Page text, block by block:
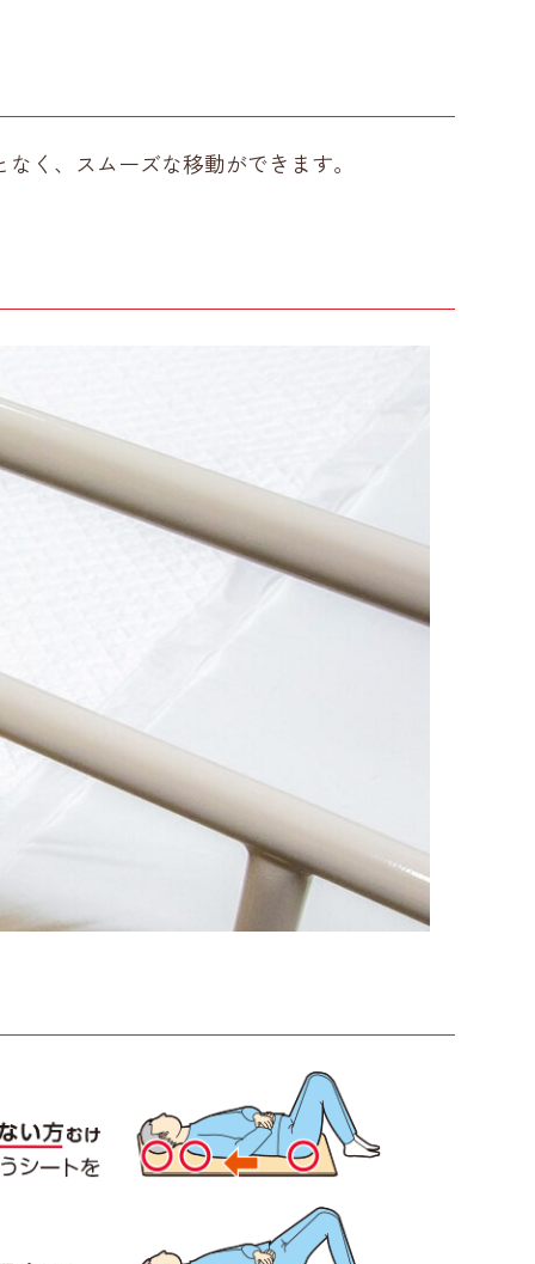
く、スムーズな移動ができます。